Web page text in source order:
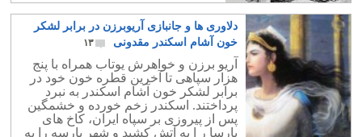
دلاوری ها و جانبازی آریوبرزن در برابر لشکر
خون آشام اسکندر مقدونی
۱۳
آریو برزن و خواهرش یوتاب همراه با پنج
هزار سپاهی تا آخرین قطره خون خود در
برابر لشکر خون آشام اسکندر به نبرد
پرداختند. اسکندر زخم خورده و خشمگین
پس از پیروزی بر سپاه ایران، کاخ های
پارسا ر ا به آتش کشید و شهر پارسه را به